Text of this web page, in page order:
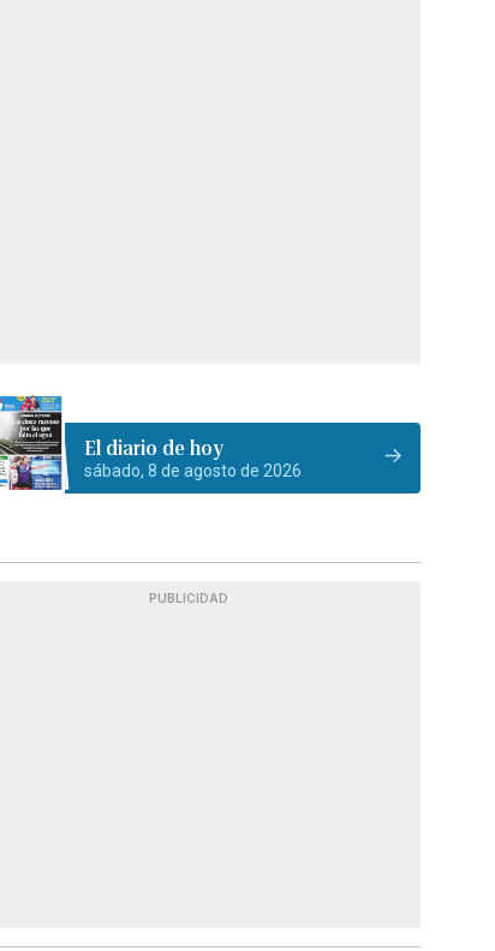
El diario de hoy
sábado, 8 de agosto de 2026
PUBLICIDAD